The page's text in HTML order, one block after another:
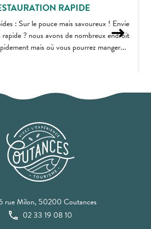
RAPIDE
: Sur le pouce mais savoureux ! Envie
rapide ? nous avons de nombreux endroit
mais où vous pourrez manger...
rue Milon, 50200 Coutances
02 33 19 08 10